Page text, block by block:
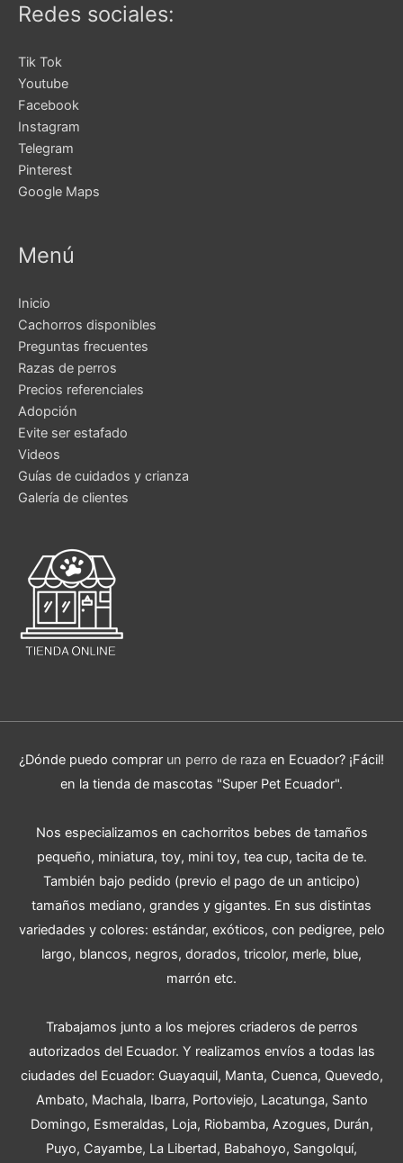
Redes sociales:
Tik Tok
Youtube
Facebook
Instagram
Telegram
Pinterest
Google Maps
Menú
Inicio
Cachorros disponibles
Preguntas frecuentes
Razas de perros
Precios referenciales
Adopción
Evite ser estafado
Videos
Guías de cuidados y crianza
Galería de clientes
¿Dónde puedo comprar un perro de raza en Ecuador? ¡Fácil!
en la tienda de mascotas "Super Pet Ecuador".
Nos especializamos en cachorritos bebes de tamaños
pequeño, miniatura, toy, mini toy, tea cup, tacita de te.
También bajo pedido (previo el pago de un anticipo)
tamaños mediano, grandes y gigantes. En sus distintas
variedades y colores: estándar, exóticos, con pedigree, pelo
largo, blancos, negros, dorados, tricolor, merle, blue,
marrón etc.
Trabajamos junto a los mejores criaderos de perros
autorizados del Ecuador. Y realizamos envíos a todas las
ciudades del Ecuador: Guayaquil, Manta, Cuenca, Quevedo,
Ambato, Machala, Ibarra, Portoviejo, Lacatunga, Santo
Domingo, Esmeraldas, Loja, Riobamba, Azogues, Durán,
Puyo, Cayambe, La Libertad, Babahoyo, Sangolquí,